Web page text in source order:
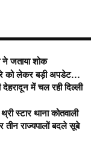
ने जताया शोक
को लेकर बड़ी अपडेट…
में चल रही दिल्ली
स्टार थाना कोतवाली
तीन राज्यपालों बदले सूबे